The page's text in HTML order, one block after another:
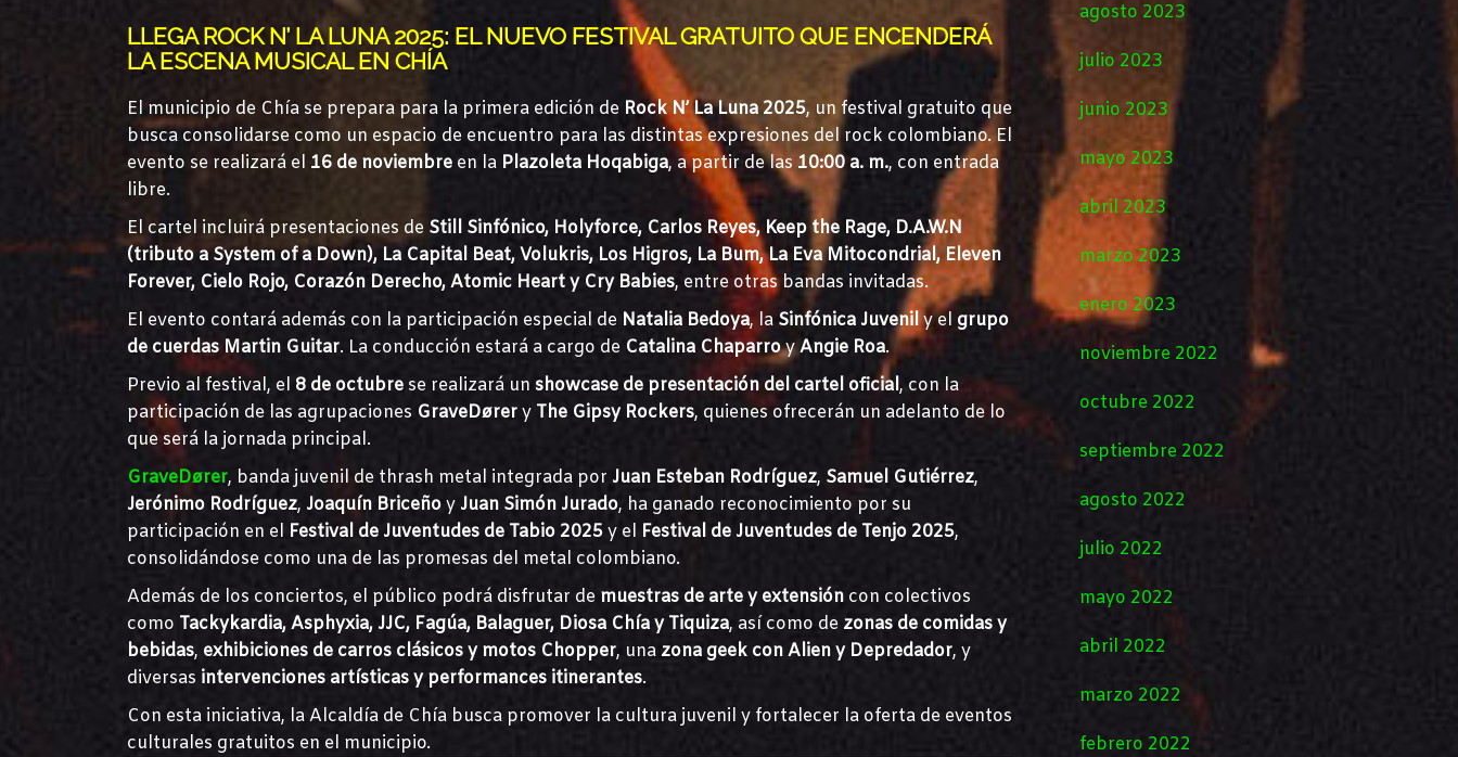
LLEGA ROCK N’ LA LUNA 2025: EL NUEVO FESTIVAL GRATUITO QUE ENCENDERÁ
LA ESCENA MUSICAL EN CHÍA
El municipio de Chía se prepara para la primera edición de Rock N’ La Luna 2025, un festival gratuito que
busca consolidarse como un espacio de encuentro para las distintas expresiones del rock colombiano. El
evento se realizará el 16 de noviembre en la Plazoleta Hoqabiga, a partir de las10:00 a. m., con entrada
libre.
El cartel incluirá presentaciones de Still Sinfónico, Holyforce, Carlos Reyes, Keep the Rage, D.A.W.N
(tributo a System of a Down), La Capital Beat, Volukris, Los Higros, La Bum, La Eva Mitocondrial, Eleven
Forever, Cielo Rojo, Corazón Derecho, Atomic Heart y Cry Babies, entre otras bandas invitadas.
El evento contará además con la participación especial de Natalia Bedoya, la Sinfónica Juvenily el grupo
de cuerdas Martin Guitar. La conducción estará a cargo de Catalina ChaparroyAngie Roa.
Previo al festival, el 8 de octubre se realizará un showcase de presentación del cartel oficial, con la
participación de las agrupaciones GraveDørery The Gipsy Rockers, quienes ofrecerán un adelanto de lo
que será la jornada principal.
GraveDører, banda juvenil de thrash metal integrada por Juan Esteban Rodríguez, Samuel Gutiérrez,
Jerónimo Rodríguez, Joaquín Briceñoy Juan Simón Jurado, ha ganado reconocimiento por su
participación en el Festival de Juventudes de Tabio 2025y el Festival de Juventudes de Tenjo 2025,
consolidándose como una de las promesas del metal colombiano.
Además de los conciertos, el público podrá disfrutar de muestras de arte y extensión con colectivos
como Tackykardia, Asphyxia, JJC, Fagúa, Balaguer, Diosa Chía y Tiquiza, así como de zonas de comidas y
bebidas, exhibiciones de carros clásicos y motos Chopper, una zona geek con Alien y Depredador, y
diversas intervenciones artísticas y performances itinerantes.
Con esta iniciativa, la Alcaldía de Chía busca promover la cultura juvenil y fortalecer la oferta de eventos
culturales gratuitos en el municipio.
agosto 2023
julio 2023
junio 2023
mayo 2023
abril 2023
marzo 2023
enero 2023
noviembre 2022
octubre 2022
septiembre 2022
agosto 2022
julio 2022
mayo 2022
abril 2022
marzo 2022
febrero 2022